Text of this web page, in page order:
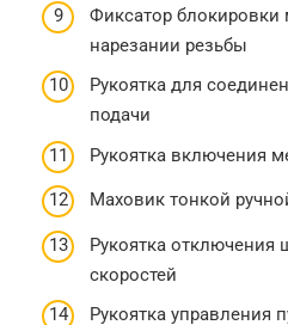
Фиксатор блокировки
нарезании резьбы
Рукоятка для
подачи
Рукоятка включения
Маховик тонкой
Рукоятка отключения
скоростей
Рукоятка управления